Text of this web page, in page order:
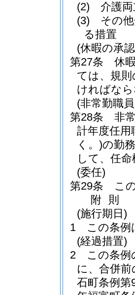
(2)
介護
(3)
その
る措置
(休暇の承
第27条
休
ては、規
ければな
(非常勤職
第28条
非
計年度任用
く。)の勤
して、任
(委任)
第29条
こ
附 則
(施行期日)
1
この条例
(経過措置)
2
この条例
に、合併
石町条例第